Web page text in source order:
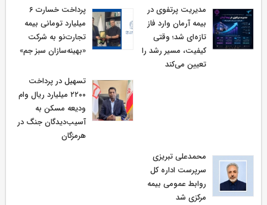
مدیریت پرتفوی در
بیمه آرمان وارد فاز
تازه‌ای شد؛ وقتی
کیفیت، مسیر رشد را
تعیین می‌کند
پرداخت خسارت ۶
میلیارد تومانی بیمه
تجارت‌نو به شرکت
«بهینه‌سازان سبز جم»
تسهیل در پرداخت
۲۲۰۰ میلیارد ریال وام
ودیعه مسکن به
آسیب‌دیدگان جنگ در
هرمزگان
محمدعلی تبریزی
سرپرست اداره كل
روابط عمومی بیمه
مركزی شد